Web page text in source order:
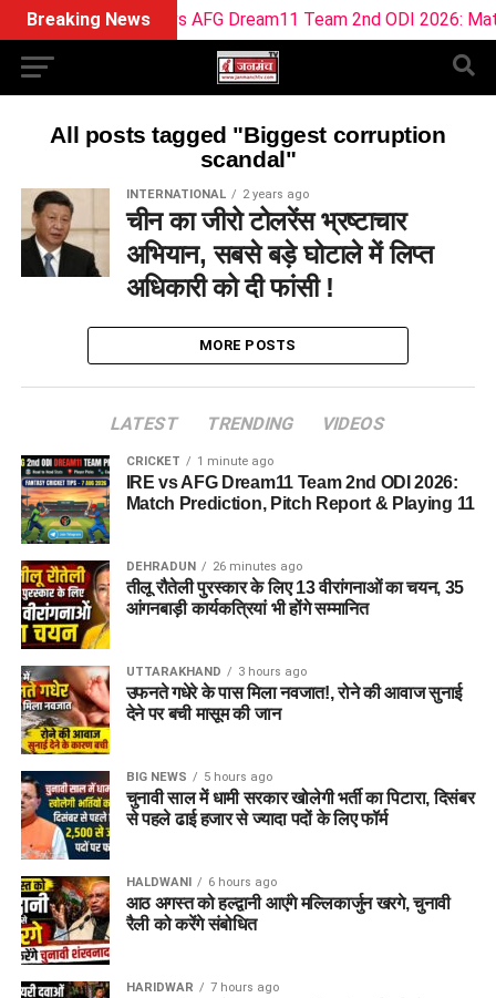
Breaking NewsIRE vs AFG Dream11 Team 2nd ODI 2026:
All posts tagged "Biggest corruption
scandal"
INTERNATIONAL 2 years ago
चीन का जीरो टोलरेंस भ्रष्टाचार
अभियान, सबसे बड़े घोटाले में लिप्त
अधिकारी को दी फांसी !
MORE POSTS
LATEST TRENDING VIDEOS
CRICKET 1 minute ago
IRE vs AFG Dream11 Team 2nd ODI 2026:
Match Prediction, Pitch Report & Playing 11
DEHRADUN 26 minutes ago
तीलू रौतेली पुरस्कार के लिए 13 वीरांगनाओं का चयन, 35
आंगनबाड़ी कार्यकत्रियां भी होंगे सम्मानित
UTTARAKHAND 3 hours ago
उफनते गधेरे के पास मिला नवजात!, रोने की आवाज सुनाई
देने पर बची मासूम की जान
BIG NEWS 5 hours ago
चुनावी साल में धामी सरकार खोलेगी भर्ती का पिटारा, दिसंबर
से पहले ढाई हजार से ज्यादा पदों के लिए फॉर्म
HALDWANI 6 hours ago
आठ अगस्त को हल्द्वानी आएंगे मल्लिकार्जुन खरगे, चुनावी
रैली को करेंगे संबोधित
HARIDWAR 7 hours ago